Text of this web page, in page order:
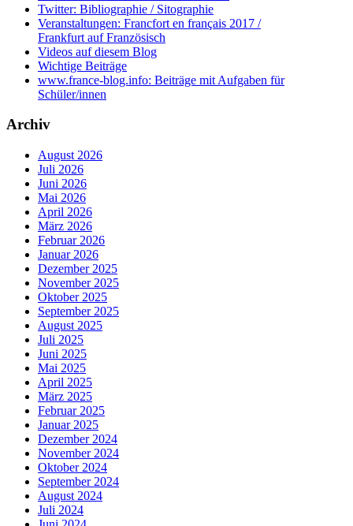
Twitter: Bibliographie / Sitographie
Veranstaltungen: Francfort en français 2017 /
Frankfurt auf Französisch
Videos auf diesem Blog
Wichtige Beiträge
www.france-blog.info: Beiträge mit Aufgaben für
Schüler/innen
Archiv
August 2026
Juli 2026
Juni 2026
Mai 2026
April 2026
März 2026
Februar 2026
Januar 2026
Dezember 2025
November 2025
Oktober 2025
September 2025
August 2025
Juli 2025
Juni 2025
Mai 2025
April 2025
März 2025
Februar 2025
Januar 2025
Dezember 2024
November 2024
Oktober 2024
September 2024
August 2024
Juli 2024